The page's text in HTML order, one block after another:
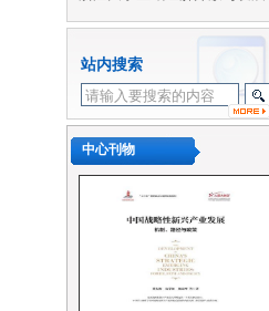
研究中心系列讲座No.20195...
浙江大学区域经济开放与发展
研究中心系列讲座No.20195...
浙大学江区域经济开放与发展
研究中心系列讲座No.20226...
浙大学江区域经济开放与发展
研究中心系列讲座No.20216...
浙大学江区域经济开放与发展
研究中心系列讲座No.20206...
浙大学江区域经济开放与发展
研究中心系列讲座No.20196...
站内搜索
中心刊物